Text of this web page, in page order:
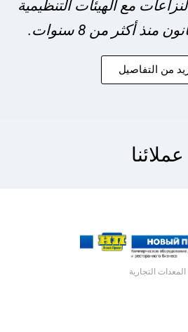
مع الهيئات التنظيمية
منذ أكثر من 8 سنوات.
من التفاصيل
عملائنا
المعدات التجارية